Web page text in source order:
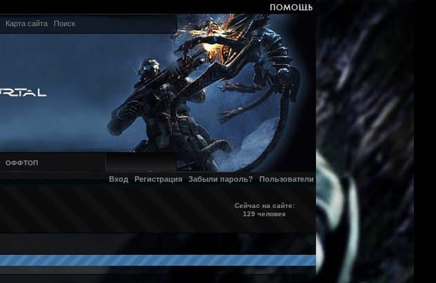
Карта сайта Поиск
ОФФТОП
Вход Регистрация Забыли пароль? Пользователи
Сейчас на сайте:
129 человек